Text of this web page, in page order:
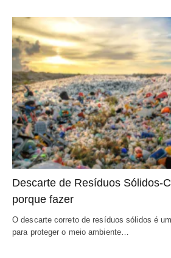
Descarte de Resíduos Sólidos-
porque fazer
O descarte correto de resíduos sólidos é
para proteger o meio ambiente…